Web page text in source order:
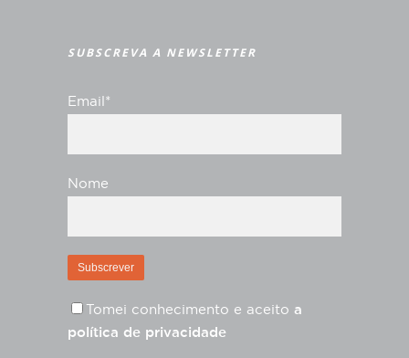
SUBSCREVA A NEWSLETTER
Email*
Nome
Tomei conhecimento e aceito a
política de privacidade